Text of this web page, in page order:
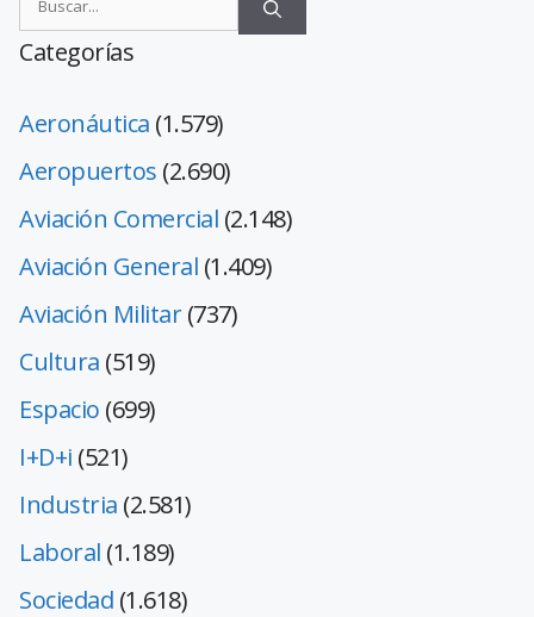
Categorías
Aeronáutica (1.579)
Aeropuertos (2.690)
Aviación Comercial (2.148)
Aviación General (1.409)
Aviación Militar(737)
Cultura (519)
Espacio (699)
I+D+i (521)
Industria (2.581)
Laboral (1.189)
Sociedad (1.618)